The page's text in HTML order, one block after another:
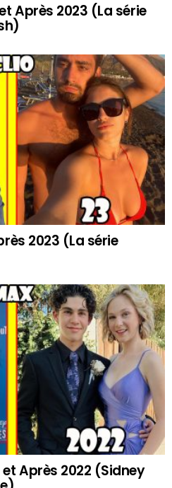
Après 2023 (La série
2023 (La série
Après 2022 (Sidney